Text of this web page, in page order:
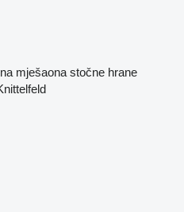
mješaona stočne hrane